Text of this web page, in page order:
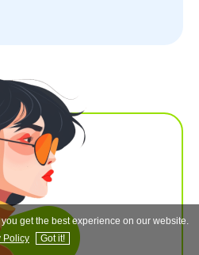
get the best experience on our website.
Policy
Got it!